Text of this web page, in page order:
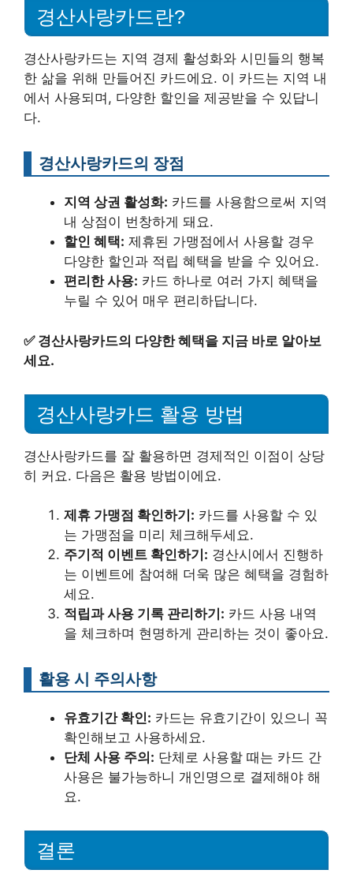
경산사랑카드란?
경산사랑카드는 지역 경제 활성화와 시민들의 행복
한 삶을 위해 만들어진 카드에요. 이 카드는 지역 내
에서 사용되며, 다양한 할인을 제공받을 수 있답니
다.
경산사랑카드의 장점
지역 상권 활성화: 카드를 사용함으로써 지역
내 상점이 번창하게 돼요.
할인 혜택: 제휴된 가맹점에서 사용할 경우
다양한 할인과 적립 혜택을 받을 수 있어요.
편리한 사용: 카드 하나로 여러 가지 혜택을
누릴 수 있어 매우 편리하답니다.
✅ 경산사랑카드의 다양한 혜택을 지금 바로 알아보
세요.
경산사랑카드 활용 방법
경산사랑카드를 잘 활용하면 경제적인 이점이 상당
히 커요. 다음은 활용 방법이에요.
제휴 가맹점 확인하기: 카드를 사용할 수 있
는 가맹점을 미리 체크해두세요.
주기적 이벤트 확인하기: 경산시에서 진행하
는 이벤트에 참여해 더욱 많은 혜택을 경험하
세요.
적립과 사용 기록 관리하기: 카드 사용 내역
을 체크하며 현명하게 관리하는 것이 좋아요.
활용 시 주의사항
유효기간 확인: 카드는 유효기간이 있으니 꼭
확인해보고 사용하세요.
단체 사용 주의: 단체로 사용할 때는 카드 간
사용은 불가능하니 개인명으로 결제해야 해
요.
결론